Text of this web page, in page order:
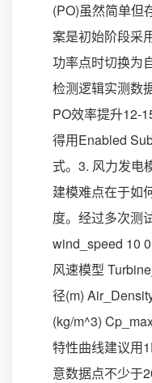
(PO)虽然简单但
案是初始阶段采
功率点时切换为
检测逻辑实测数
PO效率提升12-
得用Enabled
式。3. 风力发电
建模难点在于如
度。经过多次测
wind_speed 10
风速模型
径(m)
(kg/m^3)
特性曲线建议用
意数据点不少于